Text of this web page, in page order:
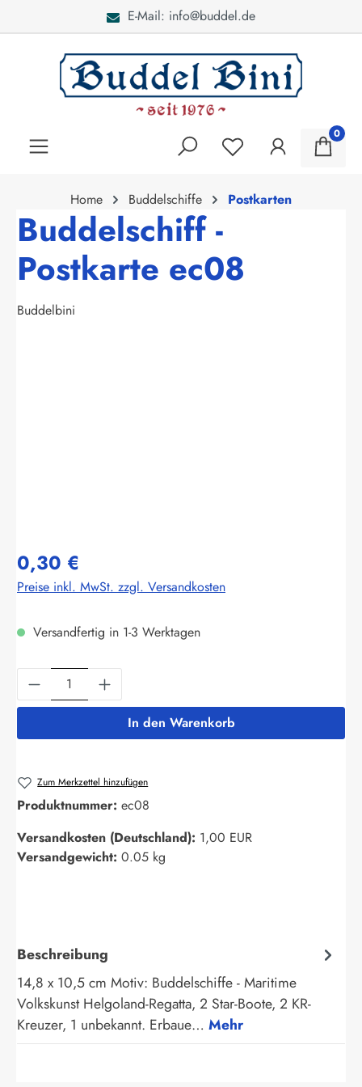
E-Mail: info@buddel.de
0
Home Buddelschiffe Postkarten
Buddelschiff -
Postkarte ec08
Buddelbini
0,30 €
Preise inkl. MwSt. zzgl. Versandkosten
Versandfertig in 1-3 Werktagen
Produkt Anzahl: Gib den gewünschten
In den Warenkorb
Zum Merkzettel hinzufügen
Produktnummer: ec08
Versandkosten (Deutschland): 1,00 EUR
Versandgewicht: 0.05 kg
Beschreibung
14,8 x 10,5 cm Motiv: Buddelschiffe - Maritime
Volkskunst Helgoland-Regatta, 2 Star-Boote, 2 KR-
Kreuzer, 1 unbekannt. Erbaue… Mehr